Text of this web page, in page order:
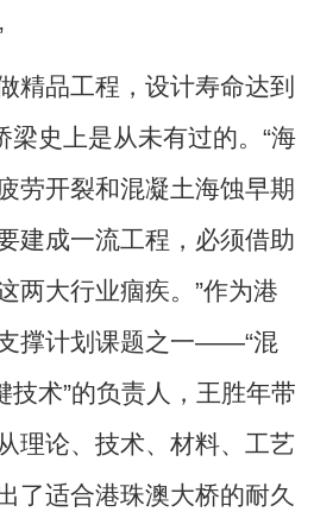
品工程，设计寿命达到
梁史上是从未有过的。“海
劳开裂和混凝土海蚀早期
建成一流工程，必须借助
两大行业痼疾。”作为港
撑计划课题之一——“混
术”的负责人，王胜年带
理论、技术、材料、工艺
了适合港珠澳大桥的耐久